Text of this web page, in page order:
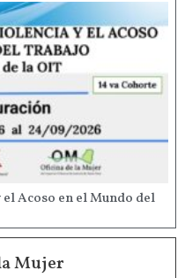
Acoso en el Mundo del
Mujer